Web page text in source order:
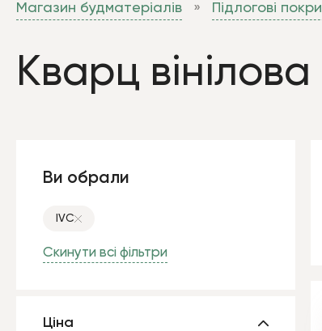
Магазин будматеріалів Підлогові
Кварц
Ви обрали
IVC
Скинути всі фільтри
Ціна